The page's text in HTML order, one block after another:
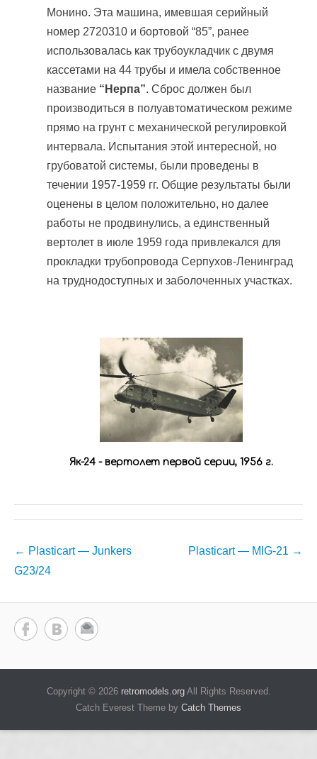
Монино. Эта машина, имевшая серийный
номер 2720310 и бортовой “85”, ранее
использовалась как трубоукладчик с двумя
кассетами на 44 трубы и имела собственное
название “Нерпа”. Сброс должен был
производиться в полуавтоматическом режиме
прямо на грунт с механической регулировкой
интервала. Испытания этой интересной, но
грубоватой системы, были проведены в
течении 1957-1959 гг. Общие результаты были
оценены в целом положительно, но далее
работы не продвинулись, а единственный
вертолет в июле 1959 года привлекался для
прокладки трубопровода Серпухов-Ленинград
на труднодоступных и заболоченных участках.
Як-24 - вертолет первой серии, 1956 г.
Навигация
по
← Plasticart — Junkers
G23/24
Plasticart — MIG-21 →
Copyright © 2026 retromodels.orgAll Rights Reserved.
Catch Everest Theme by Catch Themes